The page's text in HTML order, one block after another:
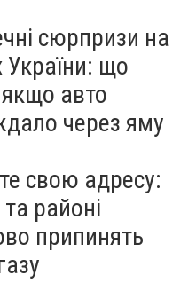
сюрпризи на
України: що
авто
через яму
свою адресу:
районі
припинять